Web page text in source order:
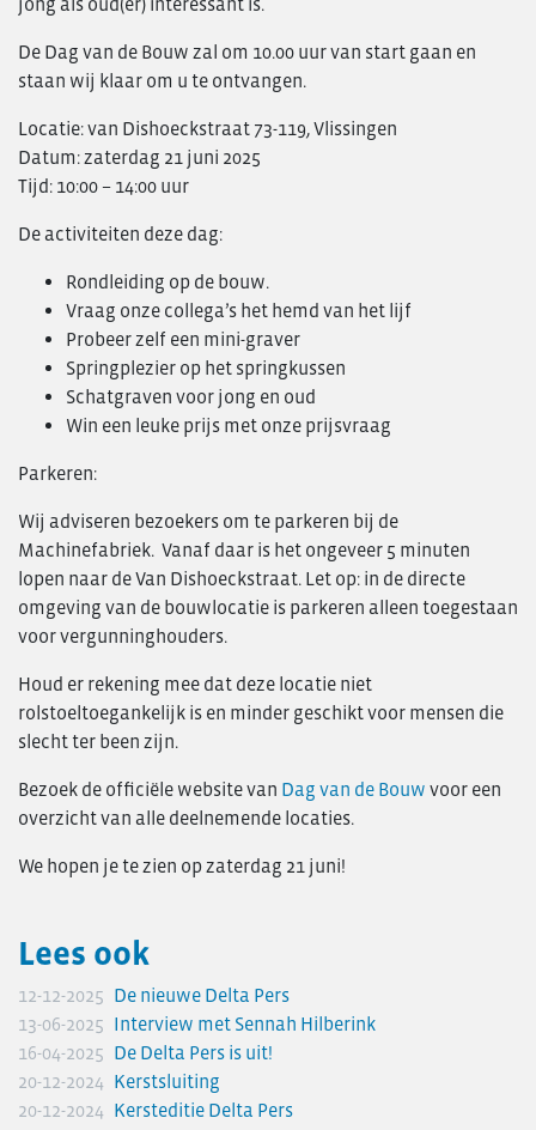
Contact
De Dag van de Bouw zal om 10.00 uur van start gaan en
staan wij klaar om u te ontvangen.
Locatie: van Dishoeckstraat 73-119, Vlissingen
Datum: zaterdag 21 juni 2025
Tijd: 10:00 – 14:00 uur
De activiteiten deze dag:
Rondleiding op de bouw.
Vraag onze collega’s het hemd van het lijf
Probeer zelf een mini-graver
Springplezier op het springkussen
Schatgraven voor jong en oud
Win een leuke prijs met onze prijsvraag
Parkeren:
Wij adviseren bezoekers om te parkeren bij de
Machinefabriek. Vanaf daar is het ongeveer 5 minuten
lopen naar de Van Dishoeckstraat. Let op: in de directe
omgeving van de bouwlocatie is parkeren alleen toegestaan
voor vergunninghouders.
Houd er rekening mee dat deze locatie niet
rolstoeltoegankelijk is en minder geschikt voor mensen die
slecht ter been zijn.
Bezoek de officiële website van Dag van de Bouw voor een
overzicht van alle deelnemende locaties.
We hopen je te zien op zaterdag 21 juni!
Lees ook
12-12-2025 De nieuwe Delta Pers
13-06-2025 Interview met Sennah Hilberink
16-04-2025 De Delta Pers is uit!
20-12-2024 Kerstsluiting
20-12-2024 Kersteditie Delta Pers